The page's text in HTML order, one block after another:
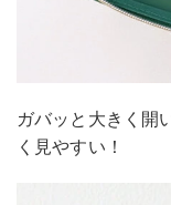
ガバッと大きく開
く見やすい！